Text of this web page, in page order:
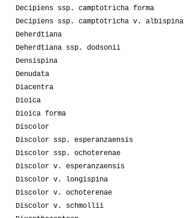
Decipiens ssp. camptotricha forma
Decipiens ssp. camptotricha v. albispina
Deherdtiana
Deherdtiana ssp. dodsonii
Densispina
Denudata
Diacentra
Dioica
Dioica forma
Discolor
Discolor ssp. esperanzaensis
Discolor ssp. ochoterenae
Discolor v. esperanzaensis
Discolor v. longispina
Discolor v. ochoterenae
Discolor v. schmollii